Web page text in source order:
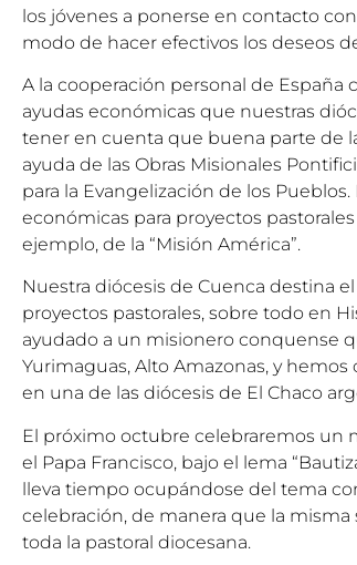
los jóvenes a ponerse en contacto
modo de hacer efectivos los deseos
A la cooperación personal de España
ayudas económicas que nuestras
tener en cuenta que buena parte de
ayuda de las Obras Misionales
para la Evangelización de los
económicas para proyectos
ejemplo, de la “Misión América”.
Nuestra diócesis de Cuenca destina
proyectos pastorales, sobre todo en
ayudado a un misionero conquense
Yurimaguas, Alto Amazonas, y
en una de las diócesis de El Chaco
El próximo octubre celebraremos un
el Papa Francisco, bajo el lema
lleva tiempo ocupándose del tema
celebración, de manera que la
toda la pastoral diocesana.